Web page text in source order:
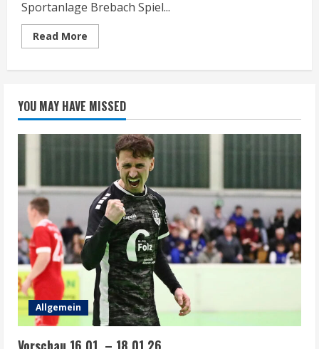
Sportanlage Brebach Spiel...
Read More
more
Mai
2024
YOU MAY HAVE MISSED
Allgemein